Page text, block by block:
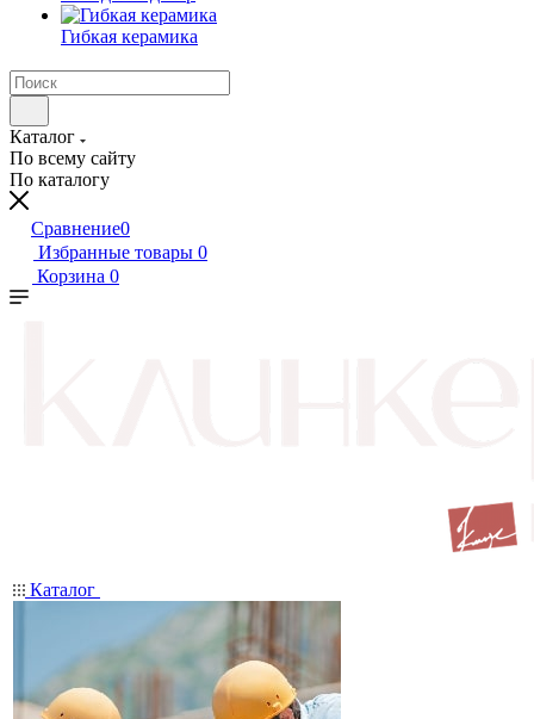
Гибкая керамика
Каталог
По всему сайту
По каталогу
Сравнение0
Избранные товары 0
Корзина 0
Каталог